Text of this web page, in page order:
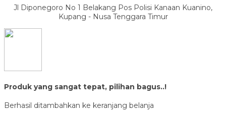
Jl Diponegoro No 1 Belakang Pos Polisi Kanaan Kuanino,
Kupang - Nusa Tenggara Timur
Produk yang sangat tepat, pilihan bagus..!
Berhasil ditambahkan ke keranjang belanja